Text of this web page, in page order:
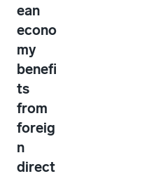
ean
econo
my
benefi
ts
from
foreig
n
direct